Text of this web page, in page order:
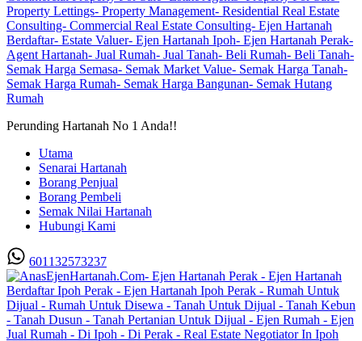
Perunding Hartanah No 1 Anda!!
Utama
Senarai Hartanah
Borang Penjual
Borang Pembeli
Semak Nilai Hartanah
Hubungi Kami
601132573237